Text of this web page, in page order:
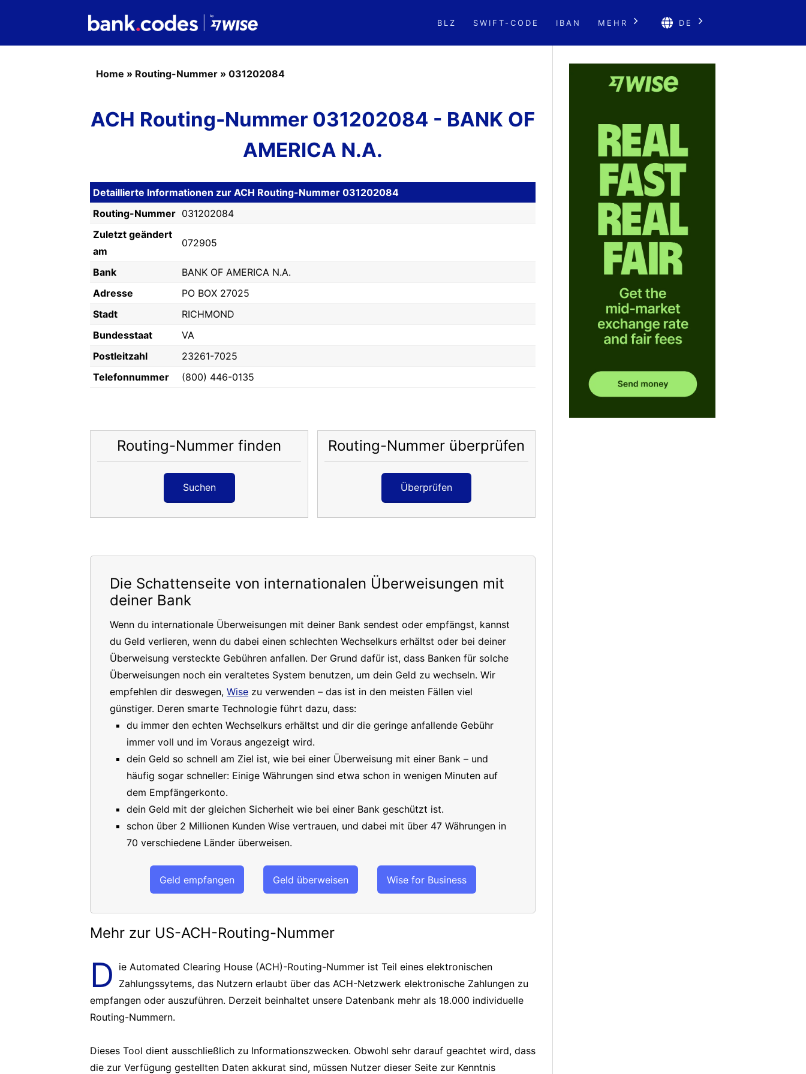
BLZ SWIFT-CODE IBAN MEHR DE
Home » Routing-Nummer » 031202084
ACH Routing-Nummer 031202084 - BANK OF
AMERICA N.A.
Detaillierte Informationen zur ACH Routing-Nummer 031202084
Routing-Nummer 031202084
Zuletzt geändert
am
072905
Bank
BANK OF AMERICA N.A.
Adresse
PO BOX 27025
Stadt
RICHMOND
Bundesstaat
VA
Postleitzahl
23261-7025
Telefonnummer
(800) 446-0135
Routing-Nummer finden
Suchen
Routing-Nummer überprüfen
Überprüfen
Die Schattenseite von internationalen Überweisungen mit
deiner Bank
Wenn du internationale Überweisungen mit deiner Bank sendest oder empfängst, kannst
du Geld verlieren, wenn du dabei einen schlechten Wechselkurs erhältst oder bei deiner
Überweisung versteckte Gebühren anfallen. Der Grund dafür ist, dass Banken für solche
Überweisungen noch ein veraltetes System benutzen, um dein Geld zu wechseln. Wir
empfehlen dir deswegen, Wise zu verwenden – das ist in den meisten Fällen viel
günstiger. Deren smarte Technologie führt dazu, dass:
du immer den echten Wechselkurs erhältst und dir die geringe anfallende Gebühr
immer voll und im Voraus angezeigt wird.
dein Geld so schnell am Ziel ist, wie bei einer Überweisung mit einer Bank – und
häufig sogar schneller: Einige Währungen sind etwa schon in wenigen Minuten auf
dem Empfängerkonto.
dein Geld mit der gleichen Sicherheit wie bei einer Bank geschützt ist.
schon über 2 Millionen Kunden Wise vertrauen, und dabei mit über 47 Währungen in
70 verschiedene Länder überweisen.
Geld empfangen Geld überweisen Wise for Business
Mehr zur US-ACH-Routing-Nummer
D ie Automated Clearing House (ACH)-Routing-Nummer ist Teil eines elektronischen
Zahlungssytems, das Nutzern erlaubt über das ACH-Netzwerk elektronische Zahlungen zu
empfangen oder auszuführen. Derzeit beinhaltet unsere Datenbank mehr als 18.000 individuelle
Routing-Nummern.
Dieses Tool dient ausschließlich zu Informationszwecken. Obwohl sehr darauf geachtet wird, dass
die zur Verfügung gestellten Daten akkurat sind, müssen Nutzer dieser Seite zur Kenntnis